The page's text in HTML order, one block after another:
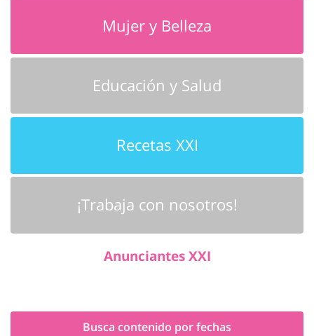
Mujer y Belleza
Educación y Salud
Recetas XXI
¡Trabaja con nosotros!
Anunciantes XXI
Busca contenido por fechas